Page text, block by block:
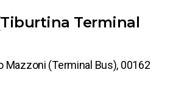
Terminal
Mazzoni (Terminal Bus), 00162